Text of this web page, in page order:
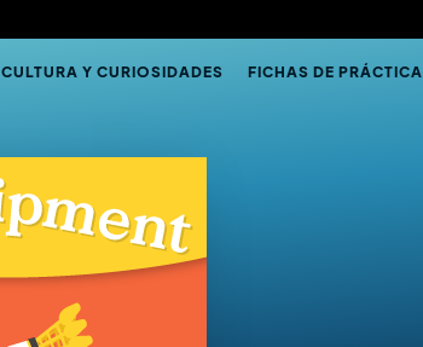
CULTURA Y CURIOSIDADES FICHAS DE PRÁCTICA